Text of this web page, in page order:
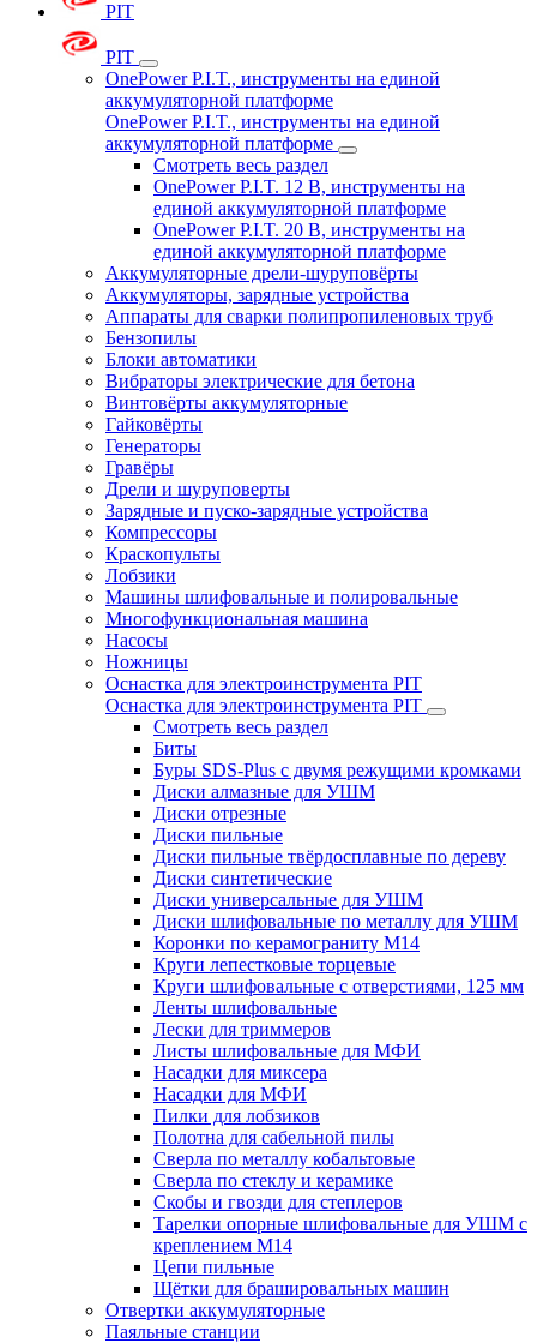
PIT
PIT
OnePower P.I.T., инструменты на единой
аккумуляторной платформе
OnePower P.I.T., инструменты на единой
аккумуляторной платформе
Смотреть весь раздел
OnePower P.I.T. 12 В, инструменты на
единой аккумуляторной платформе
OnePower P.I.T. 20 В, инструменты на
единой аккумуляторной платформе
Аккумуляторные дрели-шуруповёрты
Аккумуляторы, зарядные устройства
Аппараты для сварки полипропиленовых труб
Бензопилы
Блоки автоматики
Вибраторы электрические для бетона
Винтовёрты аккумуляторные
Гайковёрты
Генераторы
Гравёры
Дрели и шуруповерты
Зарядные и пуско-зарядные устройства
Компрессоры
Краскопульты
Лобзики
Машины шлифовальные и полировальные
Многофункциональная машина
Насосы
Ножницы
Оснастка для электроинструмента PIT
Оснастка для электроинструмента PIT
Смотреть весь раздел
Биты
Буры SDS-Plus c двумя режущими кромками
Диски алмазные для УШМ
Диски отрезные
Диски пильные
Диски пильные твёрдосплавные по дереву
Диски синтетические
Диски универсальные для УШМ
Диски шлифовальные по металлу для УШМ
Коронки по керамограниту M14
Круги лепестковые торцевые
Круги шлифовальные с отверстиями, 125 мм
Ленты шлифовальные
Лески для триммеров
Листы шлифовальные для МФИ
Насадки для миксера
Насадки для МФИ
Пилки для лобзиков
Полотна для сабельной пилы
Сверла по металлу кобальтовые
Сверла по стеклу и керамике
Скобы и гвозди для степлеров
Тарелки опорные шлифовальные для УШМ с
креплением М14
Цепи пильные
Щётки для брашировальных машин
Отвертки аккумуляторные
Паяльные станции